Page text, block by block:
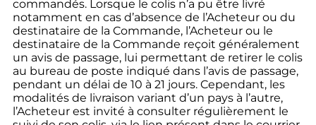
commandés. Lorsque le colis n’a pu être livré
notamment en cas d’absence de l’Acheteur ou du
destinataire de la Commande, l’Acheteur ou le
destinataire de la Commande reçoit généralement
un avis de passage, lui permettant de retirer le colis
au bureau de poste indiqué dans l’avis de passage,
pendant un délai de 10 à 21 jours. Cependant, les
modalités de livraison variant d’un pays à l’autre,
l’Acheteur est invité à consulter régulièrement le